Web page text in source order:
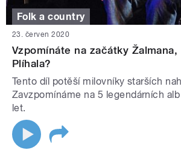
Folk a country
23. červen 2020
Vzpomínáte na začátky
Plíhala?
Tento díl potěší milovníky starších
Zavzpomínáme na 5 legendárních
let.